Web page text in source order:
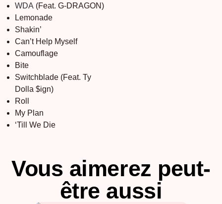
WDA (Feat. G-DRAGON)
Lemonade
Shakin’
Can’t Help Myself
Camouflage
Bite
Switchblade (Feat. Ty
Dolla $ign)
Roll
My Plan
‘Till We Die
Vous aimerez peut-
être aussi